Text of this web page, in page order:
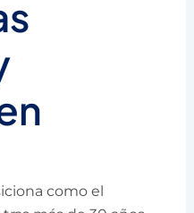
como el